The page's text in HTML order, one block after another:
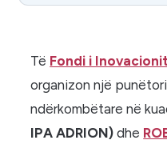
Të Fondi i
organizon një
ndërkombëtare në
IPA ADRION) dhe